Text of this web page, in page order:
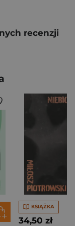
recenzji
KSIĄŻKA
34,50 zł